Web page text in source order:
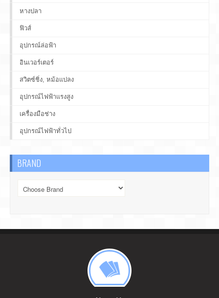
หางปลา
ฟิวส์
อุปกรณ์ล่อฟ้า
อินเวอร์เตอร์
สวิตซ์ชิ่ง, หม้อแปลง
อุปกรณ์ไฟฟ้าแรงสูง
เครื่องมือช่าง
อุปกรณ์ไฟฟ้าทั่วไป
BRAND